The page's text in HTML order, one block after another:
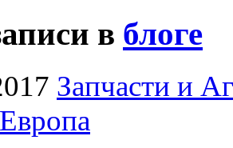
в блоге
Запчасти и